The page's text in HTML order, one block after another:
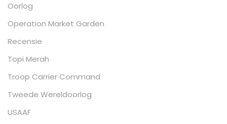
Oorlog
Operation Market Garden
Recensie
Topi Merah
Troop Carrier Command
Tweede Wereldoorlog
USAAF